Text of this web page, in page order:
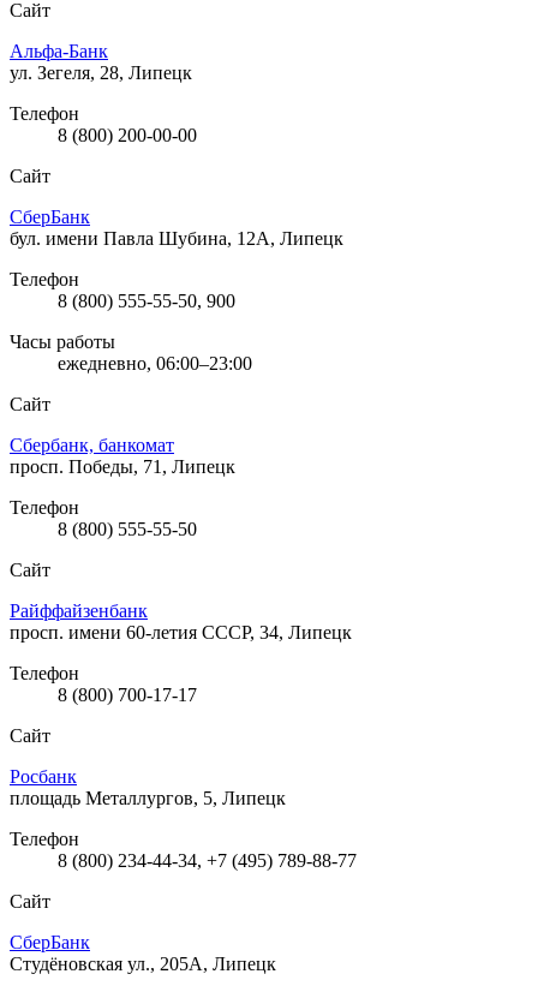
Сайт
Альфа-Банк
ул. Зегеля, 28, Липецк
Телефон
8 (800) 200-00-00
Сайт
СберБанк
бул. имени Павла Шубина, 12А, Липецк
Телефон
8 (800) 555-55-50, 900
Часы работы
ежедневно, 06:00–23:00
Сайт
Сбербанк, банкомат
просп. Победы, 71, Липецк
Телефон
8 (800) 555-55-50
Сайт
Райффайзенбанк
просп. имени 60-летия СССР, 34, Липецк
Телефон
8 (800) 700-17-17
Сайт
Росбанк
площадь Металлургов, 5, Липецк
Телефон
8 (800) 234-44-34, +7 (495) 789-88-77
Сайт
СберБанк
Студёновская ул., 205А, Липецк